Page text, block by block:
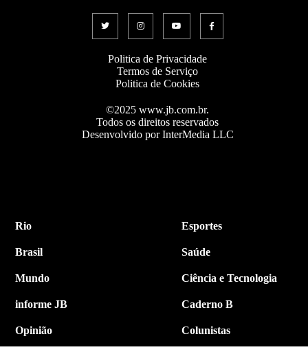
Politica de Privacidade
Termos de Serviço
Politica de Cookies
©2025 www.jb.com.br.
Todos os direitos reservados
Desenvolvido por InterMedia LLC
Rio
Brasil
Mundo
informe JB
Opinião
Esportes
Saúde
Ciência e Tecnologia
Caderno B
Colunistas